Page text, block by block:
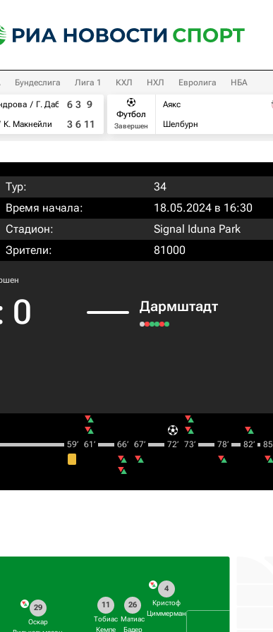
Бундеслига Лига 1 КХЛ НХЛ Евролига НБА
Г. Дабровски
К. Макнейли
6 3 9
3 6 11
Футбол
Завершен
Аякс
Шелбурн
Тур:
34
Время начала:
18.05.2024 в 16:30
Стадион:
Signal Iduna Park
Зрители:
81000
0 Дармштадт
59‎’‎ 61‎’‎ 66‎’‎ 67‎’‎ 72‎’‎ 73‎’‎ 78‎’‎ 82‎’‎
4
Кристоф
Циммерман
26
Матиас
Бадер
11
Тобиас
Кемпе
29
Оскар